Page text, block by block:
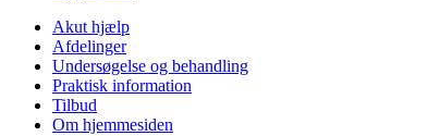
Akut hjælp
Afdelinger
Undersøgelse og behandling
Praktisk information
Tilbud
Om hjemmesiden